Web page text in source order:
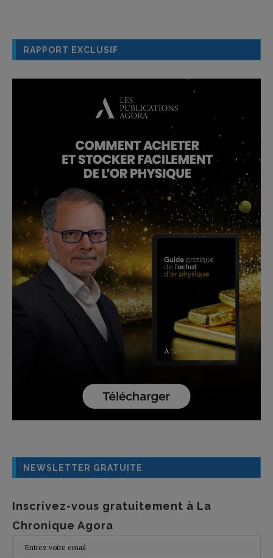
RAPPORT EXCLUSIF
NEWSLETTER GRATUITE
Inscrivez-vous gratuitement à La
Chronique Agora